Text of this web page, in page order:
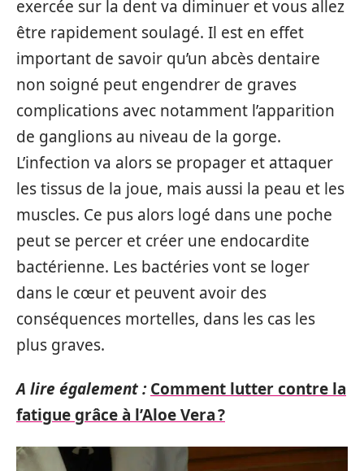
exercée sur la dent va diminuer et vous allez
être rapidement soulagé. Il est en effet
important de savoir qu’un abcès dentaire
non soigné peut engendrer de graves
complications avec notamment l’apparition
de ganglions au niveau de la gorge.
L’infection va alors se propager et attaquer
les tissus de la joue, mais aussi la peau et les
muscles. Ce pus alors logé dans une poche
peut se percer et créer une endocardite
bactérienne. Les bactéries vont se loger
dans le cœur et peuvent avoir des
conséquences mortelles, dans les cas les
plus graves.
A lire également : Comment lutter contre la
fatigue grâce à l’Aloe Vera ?